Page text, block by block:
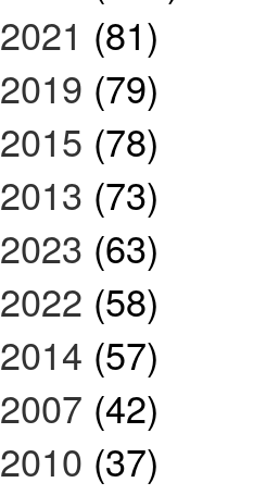
2021 (81)
2019 (79)
2015 (78)
2013 (73)
2023 (63)
2022 (58)
2014 (57)
2007 (42)
2010 (37)